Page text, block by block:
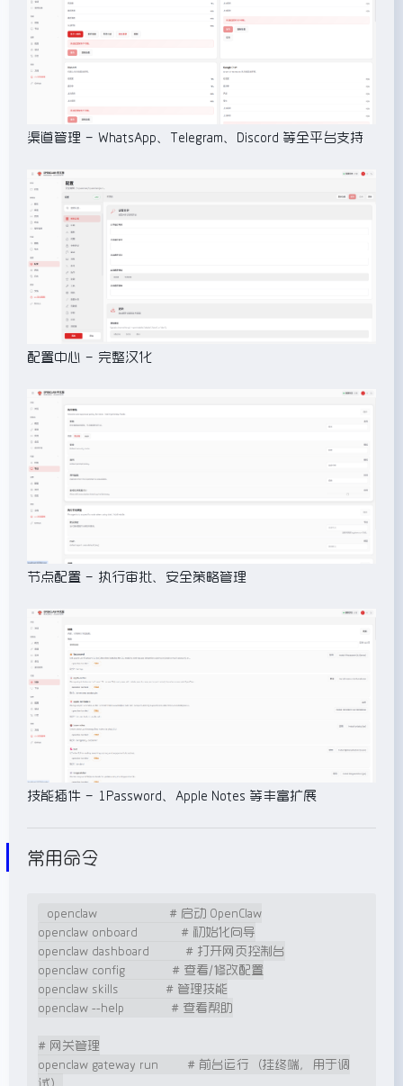
渠道管理 – WhatsApp、Telegram、Discord 等全平台支持
配置中心 – 完整汉化
节点配置 – 执行审批、安全策略管理
技能插件 – 1Password、Apple Notes 等丰富扩展
常用命令
openclaw                    # 启动 OpenClaw
openclaw onboard            # 初始化向导
openclaw dashboard          # 打开网页控制台
openclaw config             # 查看/修改配置
openclaw skills             # 管理技能
openclaw --help             # 查看帮助
# 网关管理
openclaw gateway run        # 前台运行（挂终端，用于调